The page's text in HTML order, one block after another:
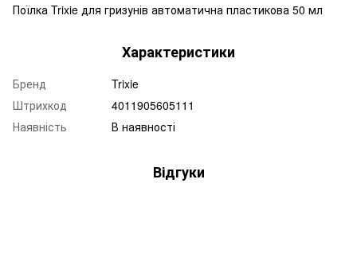
Поїлка Trixie для гризунів автоматична пластикова 50 мл
Характеристики
Бренд
Trixie
Штрихкод
4011905605111
Наявність
В наявності
Відгуки